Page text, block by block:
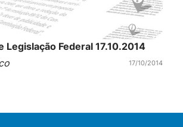
Legislação Federal 17.10.2014
17/10/2014